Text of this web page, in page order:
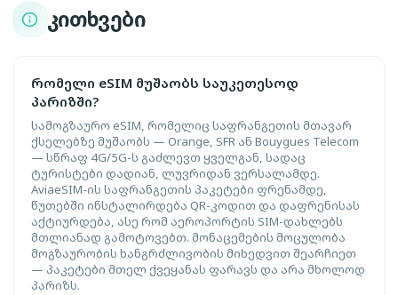
კითხვები
რომელი eSIM მუშაობს საუკეთესოდ
პარიზში?
სამოგზაურო eSIM, რომელიც საფრანგეთის მთავარ
ქსელებზე მუშაობს — Orange, SFR ან Bouygues Telecom
— სწრაფ 4G/5G-ს გაძლევთ ყველგან, სადაც
ტურისტები დადიან, ლუვრიდან ვერსალამდე.
AviaeSIM-ის საფრანგეთის პაკეტები ფრენამდე,
წუთებში ინსტალირდება QR-კოდით და დაფრენისას
აქტიურდება, ასე რომ აეროპორტის SIM-დახლებს
მთლიანად გამოტოვებთ. მონაცემების მოცულობა
მოგზაურობის ხანგრძლივობის მიხედვით შეარჩიეთ
— პაკეტები მთელ ქვეყანას ფარავს და არა მხოლოდ
პარიზს.